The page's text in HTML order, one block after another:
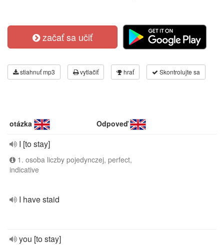
začať sa učiť
stiahnuť mp3 vytlačiť hrať Skontrolujte sa
otázka Odpoveď
I [to stay]
1. osoba liczby pojedynczej, perfect,
indicative
I have staid
you [to stay]